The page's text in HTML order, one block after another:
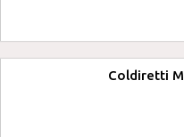
Coldiretti